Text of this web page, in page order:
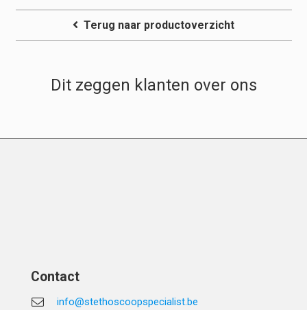
Terug naar productoverzicht
Dit zeggen klanten over ons
Contact
info@stethoscoopspecialist.be